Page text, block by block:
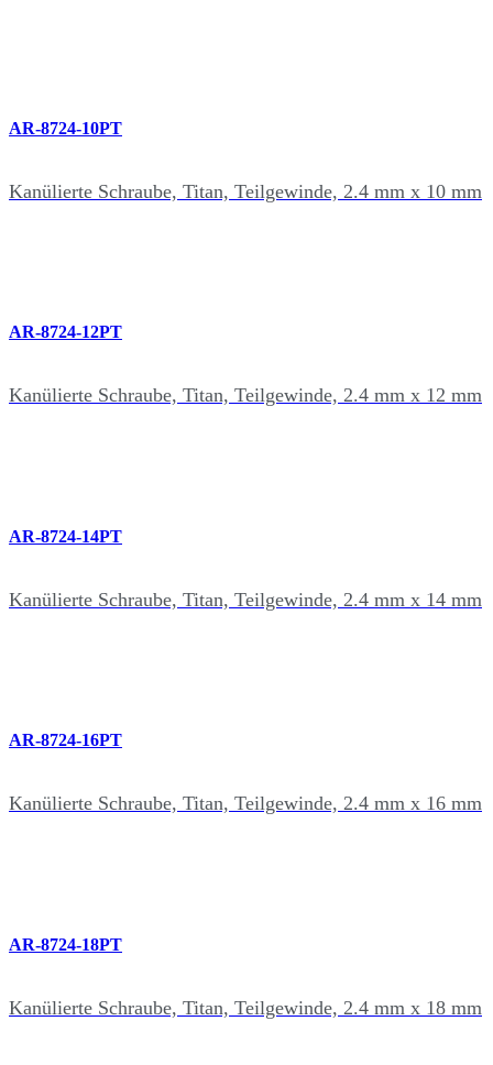
AR-8724-10PT
Kanülierte Schraube, Titan, Teilgewinde, 2.4 mm x 10 mm
AR-8724-12PT
Kanülierte Schraube, Titan, Teilgewinde, 2.4 mm x 12 mm
AR-8724-14PT
Kanülierte Schraube, Titan, Teilgewinde, 2.4 mm x 14 mm
AR-8724-16PT
Kanülierte Schraube, Titan, Teilgewinde, 2.4 mm x 16 mm
AR-8724-18PT
Kanülierte Schraube, Titan, Teilgewinde, 2.4 mm x 18 mm